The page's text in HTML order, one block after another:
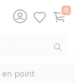
0
en point